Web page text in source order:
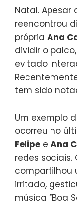
Natal. Apesar
reencontrou
própria Ana
dividir o
evitado
tem sido
Um exemplo
ocorreu no
Felipe e Ana
redes sociais.
compartilhou
irritado,
música “Boa